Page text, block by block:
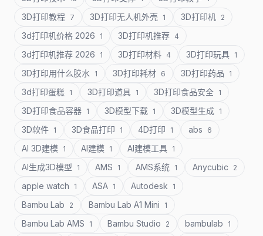
3D打印教程 7 3D打印无人机外壳 1 3D打印机 2
3d打印机价格 2026 1 3D打印机推荐 4
3d打印机推荐 2026 1 3D打印材料 4 3D打印玩具 1
3D打印用什么胶水 1 3D打印耗材 6 3D打印药品 1
3d打印蛋糕 1 3D打印道具 1 3D打印食品安全 1
3D打印食品容器 1 3D模型下载 1 3D模型生成 1
3D软件 1 3D食品打印 1 4D打印 1 abs 6
AI 3D建模 1 AI建模 1 AI建模工具 1
AI生成3D模型 1 AMS 1 AMS系统 1 Anycubic 2
apple watch 1 ASA 1 Autodesk 1
Bambu Lab 2 Bambu Lab A1 Mini 1
Bambu Lab AMS 1 Bambu Studio 2 bambulab 1